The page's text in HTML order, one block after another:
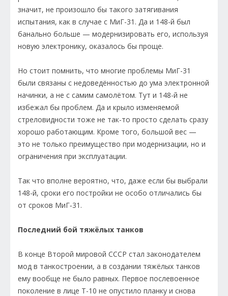
значит, не произошло бы такого затягивания
испытания, как в случае с МиГ-31. Да и 148-й был
банально больше — модернизировать его, используя
новую электронику, оказалось бы проще.
Но стоит помнить, что многие проблемы МиГ-31
были связаны с недоведённостью до ума электронной
начинки, а не с самим самолётом. Тут и 148-й не
избежал бы проблем. Да и крыло изменяемой
стреловидности тоже не так-то просто сделать сразу
хорошо работающим. Кроме того, большой вес —
это не только преимущество при модернизации, но и
ограничения при эксплуатации.
Так что вполне вероятно, что, даже если бы выбрали
148-й, сроки его постройки не особо отличались бы
от сроков МиГ‑31.
Последний бой тяжёлых танков
В конце Второй мировой СССР стал законодателем
мод в танкостроении, а в создании тяжёлых танков
ему вообще не было равных. Первое послевоенное
поколение в лице Т-10 не опустило планку и снова